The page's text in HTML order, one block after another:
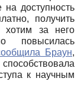
доступность
получить
за него
повысилась
Браун,
к научным